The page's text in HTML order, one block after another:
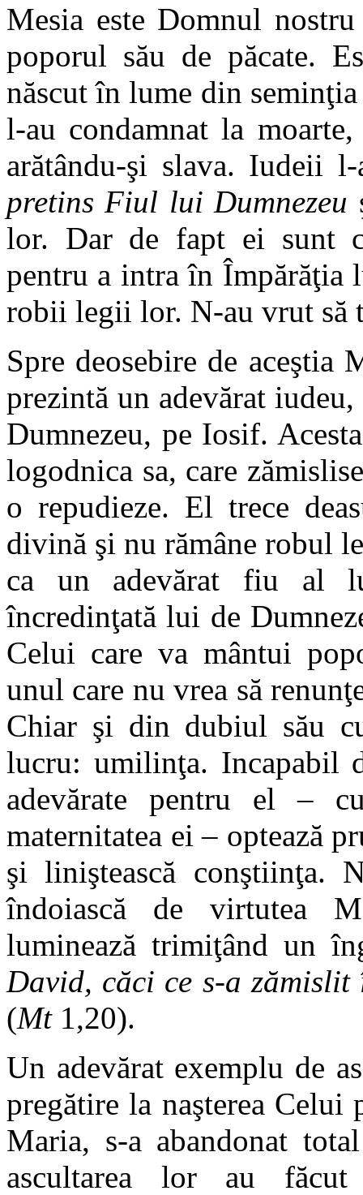
Mesia este Domnul
poporul său de păcate.
născut în lume din
l-au condamnat la
arătându-şi slava. Iudeii
pretins Fiul lui Dumnezeu
lor. Dar de fapt ei sunt
pentru a intra în Împărăţia
robii legii lor. N-au vrut să
Spre deosebire de aceştia
prezintă un adevărat
Dumnezeu, pe Iosif.
logodnica sa, care
o repudieze. El trece
divină şi nu rămâne robul
ca un adevărat fiu al
încredinţată lui de
Celui care va mântui
unul care nu vrea să
Chiar şi din dubiul său
lucru: umilinţa. Incapabil
adevărate pentru el –
maternitatea ei – optează
şi liniştească conştiinţa.
îndoiască de virtutea
luminează trimiţând un
David, căci ce s-a
(Mt1,20).
Un adevărat exemplu de
pregătire la naşterea Celui
Maria, s-a abandonat
ascultarea lor au